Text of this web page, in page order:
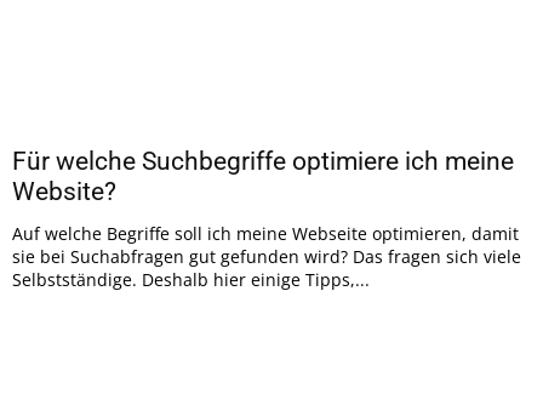
Für welche Suchbegriffe optimiere ich meine
Website?
Auf welche Begriffe soll ich meine Webseite optimieren, damit
sie bei Suchabfragen gut gefunden wird? Das fragen sich viele
Selbstständige. Deshalb hier einige Tipps,...